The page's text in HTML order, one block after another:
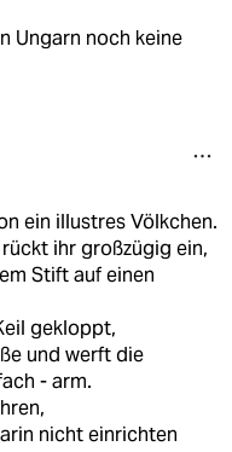
Ungarn noch keine
ein illustres Völkchen.
ihr großzügig ein,
Stift auf einen
gekloppt,
und werft die
- arm.
nicht einrichten